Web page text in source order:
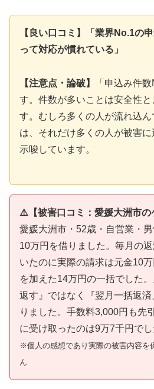
【良い口コミ】「業界No.1の
って対応が慣れている」
【注意点・論破】
「申込み件
す。件数が多いことは安全性
す。むしろ多くの人が流れ込ん
は、それだけ多くの人が被害
示唆しています。
⚠️【被害口コミ：愛媛大洲市の
愛媛大洲市・52歳・自営業・
10万円を借りました。毎月の
いたのに実際の請求は元金10
を加えた14万円の一括でした
返す』ではなく『翌月一括返
りました。手数料3,000円も先
に受け取ったのは9万7千円でし
※個人の感想であり実際の被害内容を
ん